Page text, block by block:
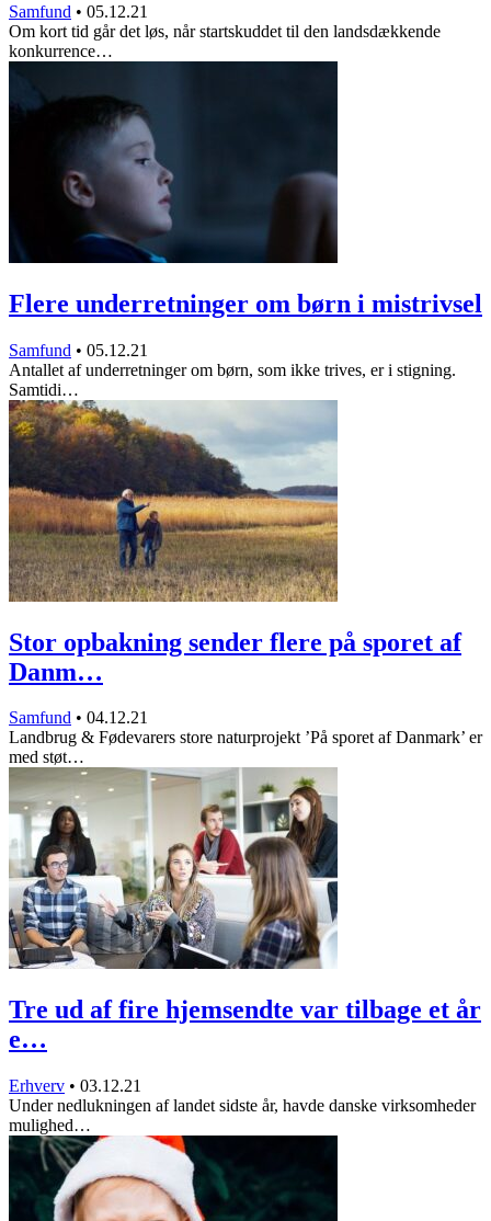
Samfund • 05.12.21
Om kort tid går det løs, når startskuddet til den landsdækkende
konkurrence…
Flere underretninger om børn i mistrivsel
Samfund • 05.12.21
Antallet af underretninger om børn, som ikke trives, er i stigning.
Samtidi…
Stor opbakning sender flere på sporet af
Danm…
Samfund • 04.12.21
Landbrug & Fødevarers store naturprojekt ’På sporet af Danmark’ er
med støt…
Tre ud af fire hjemsendte var tilbage et år
e…
Erhverv • 03.12.21
Under nedlukningen af landet sidste år, havde danske virksomheder
mulighed…